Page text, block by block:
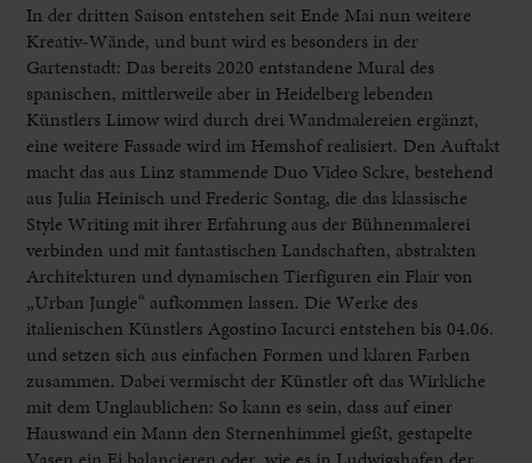
In der dritten Saison entstehen seit Ende Mai nun weitere
Kreativ-Wände, und bunt wird es besonders in der
Gartenstadt: Das bereits 2020 entstandene Mural des
spanischen, mittlerweile aber in Heidelberg lebenden
Künstlers Limow wird durch drei Wandmalereien ergänzt,
eine weitere Fassade wird im Hemshof realisiert. Den Auftakt
macht das aus Linz stammende Duo Video Sckre, bestehend
aus Julia Heinisch und Frederic Sontag, die das klassische
Style Writing mit ihrer Erfahrung aus der Bühnenmalerei
verbinden und mit fantastischen Landschaften, abstrakten
Architekturen und dynamischen Tierfiguren ein Flair von
„Urban Jungle“ aufkommen lassen. Die Werke des
italienischen Künstlers Agostino Iacurci entstehen bis 04.06.
und setzen sich aus einfachen Formen und klaren Farben
zusammen. Dabei vermischt der Künstler oft das Wirkliche
mit dem Unglaublichen: So kann es sein, dass auf einer
Hauswand ein Mann den Sternenhimmel gießt, gestapelte